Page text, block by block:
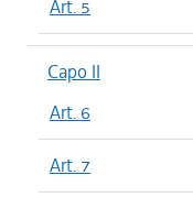
Art. 5
Capo II
Art. 6
Art. 7